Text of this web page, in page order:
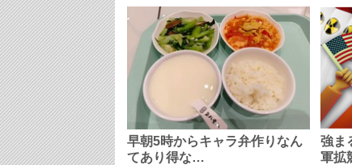
早朝5時からキャラ弁作りなん
てあり得な…
強ま
軍拡